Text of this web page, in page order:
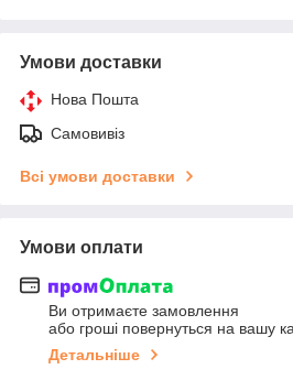
Умови доставки
Нова Пошта
Самовивіз
Всі умови доставки
Умови оплати
Ви отримаєте замовлення
або гроші повернуться на вашу
Детальніше